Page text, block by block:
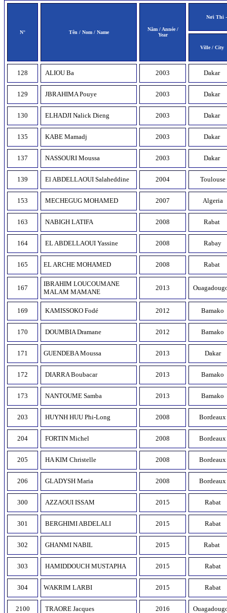
N° Tên / Nom / Name
Năm / Année /
Year
Nơi Thi -
Ville / City
128 ALIOU Ba 2003 Dakar
129 JBRAHIMA Pouye 2003 Dakar
130 ELHADJI Nalick Dieng 2003 Dakar
135 KABE Mamadj 2003 Dakar
137 NASSOURI Moussa 2003 Dakar
139 El ABDELLAOUI Salaheddine 2004 Toulouse
153 MECHEGUG MOHAMED 2007 Algeria
163 NABIGH LATIFA 2008 Rabat
164 EL ABDELLAOUI Yassine 2008 Rabay
165 EL ARCHE MOHAMED 2008 Rabat
167
IBRAHIM LOUCOUMANE
MALAM MAMANE
2013
169 KAMISSOKO Fodé 2012 Bamako
170 DOUMBIA Dramane 2012 Bamako
171 GUENDEBA Moussa 2013 Dakar
172 DIARRA Boubacar 2013 Bamako
173 NANTOUME Samba 2013 Bamako
203 HUYNH HUU Phi-Long 2008 Bordeaux
204 FORTIN Michel 2008 Bordeaux
205 HA KIM Christelle 2008 Bordeaux
206 GLADYSH Maria 2008 Bordeaux
300 AZZAOUI ISSAM 2015 Rabat
301 BERGHIMI ABDELALI 2015 Rabat
302 GHANMI NABIL 2015 Rabat
303 HAMIDDOUCH MUSTAPHA 2015 Rabat
304 WAKRIM LARBI 2015 Rabat
2100 TRAORE Jacques 2016